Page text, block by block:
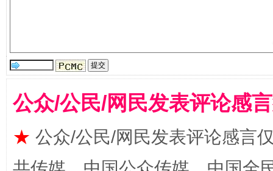
公众/公民/网民发表评论感
★ 公众/公民/网民发表评论感言